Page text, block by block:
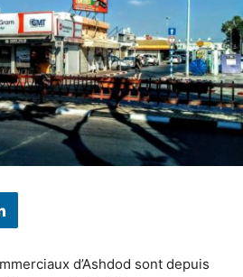
d’Ashdod sont depuis